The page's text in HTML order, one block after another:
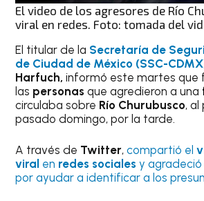
El video de los agresores de Río
viral en redes. Foto: tomada del
El titular de la Secretaría de
de Ciudad de México (SSC-
Harfuch,informó este martes que
las personasque agredieron a una
circulaba sobre Río Churubusco, al
pasado domingo, por la tarde.
A través de Twitter,compartió el
viral en redes socialesy
por ayudar a identificar a los